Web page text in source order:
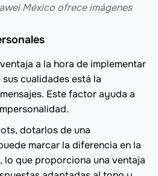
México ofrece imágenes
a la hora de implementar
cualidades está la
Este factor ayuda a
dotarlos de una
marcar la diferencia en la
lo que proporciona una ventaja